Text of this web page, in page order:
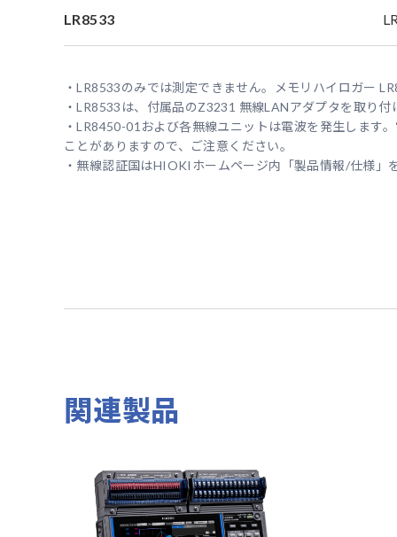
LR8533
・LR8533のみでは測定できません。メモリハイロガー
・LR8533は、付属品のZ3231 無線LANアダプタを取り
・LR8450-01および各無線ユニットは電波を発生します
ことがありますので、ご注意ください。
・無線認証国はHIOKIホームページ内「製品情報/仕様」
関連製品